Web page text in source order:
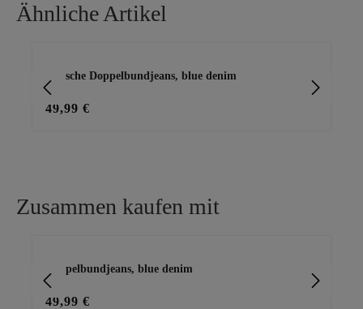
Ähnliche Artikel
stylische Doppelbundjeans, blue denim
49,99 €
Zusammen kaufen mit
Doppelbundjeans, blue denim
49,99 €